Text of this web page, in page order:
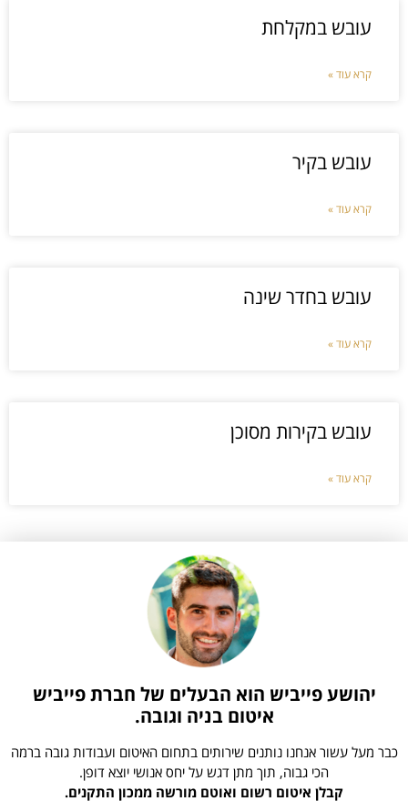
עובש במקלחת
קרא עוד »
עובש בקיר
קרא עוד »
עובש בחדר שינה
קרא עוד »
עובש בקירות מסוכן
קרא עוד »
יהושע פייביש הוא הבעלים של חברת פייביש
איטום בניה וגובה.
כבר מעל עשור אנחנו נותנים שירותים בתחום האיטום ועבודות גובה ברמה
הכי גבוה, תוך מתן דגש על יחס אנושי יוצא דופן.
קבלן איטום רשום ואוטם מורשה ממכון התקנים.